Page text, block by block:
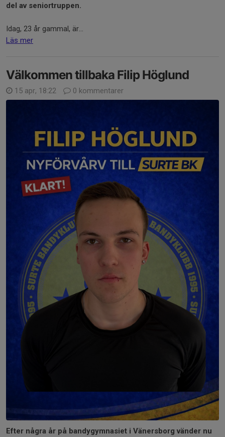
del av seniortruppen.
Idag, 23 år gammal, är...
Läs mer
Välkommen tillbaka Filip Höglund
15 apr, 18:22 0 kommentarer
Efter några år på bandygymnasiet i Vänersborg vänder nu